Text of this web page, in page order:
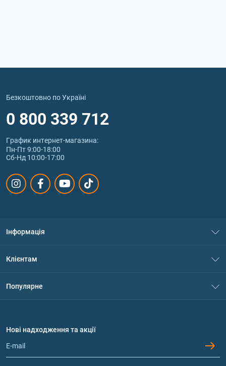
Безкоштовно по Україні
0 800 339 712
График интернет‑магазина:
Пн-Пт 9:00-18:00
Сб-Нд 10:00-17:00
Інформація
Політика конфіденційності
Обмін та повернення
Клієнтам
Популярне
Протеїн
Гейнери
Нові надходження та акції